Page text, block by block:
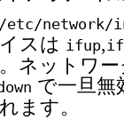
/etc/network/
スは ifup,
ネットワ
で一旦
ます。